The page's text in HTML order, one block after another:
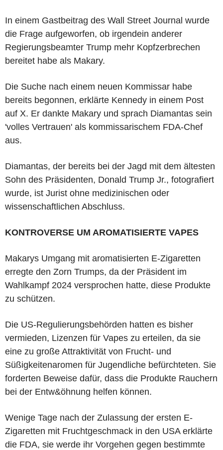
In einem Gastbeitrag des Wall Street Journal wurde
die Frage aufgeworfen, ob irgendein anderer
Regierungsbeamter Trump mehr Kopfzerbrechen
bereitet habe als Makary.
Die Suche nach einem neuen Kommissar habe
bereits begonnen, erklärte Kennedy in einem Post
auf X. Er dankte Makary und sprach Diamantas sein
'volles Vertrauen' als kommissarischem FDA-Chef
aus.
Diamantas, der bereits bei der Jagd mit dem ältesten
Sohn des Präsidenten, Donald Trump Jr., fotografiert
wurde, ist Jurist ohne medizinischen oder
wissenschaftlichen Abschluss.
KONTROVERSE UM AROMATISIERTE VAPES
Makarys Umgang mit aromatisierten E-Zigaretten
erregte den Zorn Trumps, da der Präsident im
Wahlkampf 2024 versprochen hatte, diese Produkte
zu schützen.
Die US-Regulierungsbehörden hatten es bisher
vermieden, Lizenzen für Vapes zu erteilen, da sie
eine zu große Attraktivität von Frucht- und
Süßigkeitenaromen für Jugendliche befürchteten. Sie
forderten Beweise dafür, dass die Produkte Rauchern
bei der Entw&öhnung helfen können.
Wenige Tage nach der Zulassung der ersten E-
Zigaretten mit Fruchtgeschmack in den USA erklärte
die FDA, sie werde ihr Vorgehen gegen bestimmte